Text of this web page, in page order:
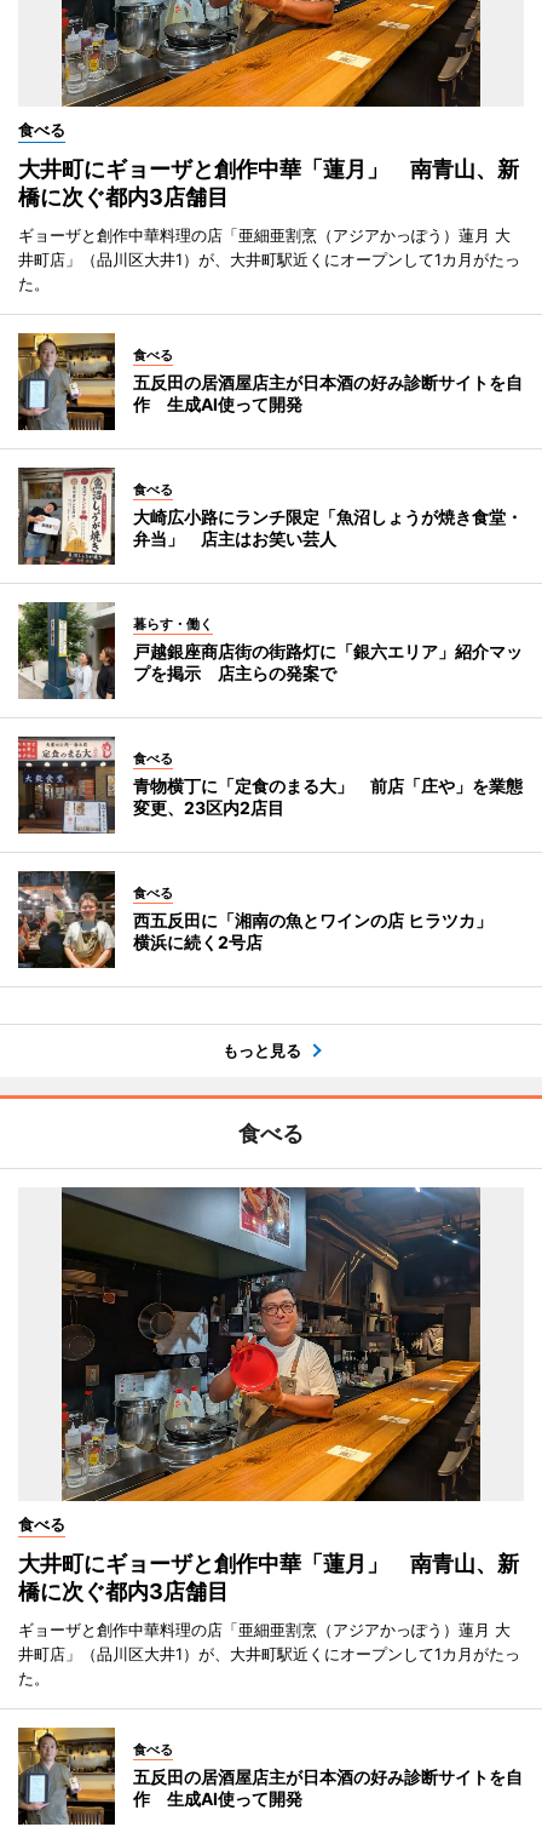
食べる
大井町にギョーザと創作中華「蓮月」 南青山、新
橋に次ぐ都内3店舗目
ギョーザと創作中華料理の店「亜細亜割烹（アジアかっぽう）蓮月 大
井町店」（品川区大井1）が、大井町駅近くにオープンして1カ月がたっ
た。
食べる
五反田の居酒屋店主が日本酒の好み診断サイトを自
作 生成AI使って開発
食べる
大崎広小路にランチ限定「魚沼しょうが焼き食堂・
弁当」 店主はお笑い芸人
暮らす・働く
戸越銀座商店街の街路灯に「銀六エリア」紹介マッ
プを掲示 店主らの発案で
食べる
青物横丁に「定食のまる大」 前店「庄や」を業態
変更、23区内2店目
食べる
西五反田に「湘南の魚とワインの店 ヒラツカ」
横浜に続く2号店
もっと見る
食べる
食べる
大井町にギョーザと創作中華「蓮月」 南青山、新
橋に次ぐ都内3店舗目
ギョーザと創作中華料理の店「亜細亜割烹（アジアかっぽう）蓮月 大
井町店」（品川区大井1）が、大井町駅近くにオープンして1カ月がたっ
た。
食べる
五反田の居酒屋店主が日本酒の好み診断サイトを自
作 生成AI使って開発